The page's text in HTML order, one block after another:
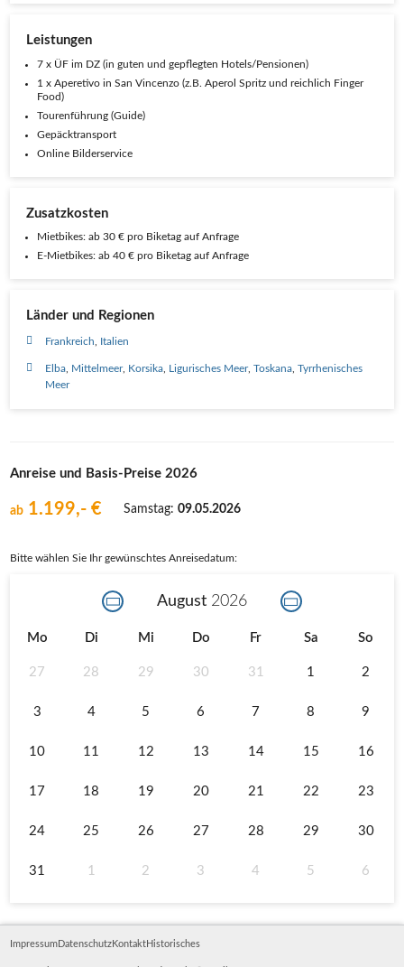
Leistungen
7 x ÜF im DZ (in guten und gepflegten Hotels/Pensionen)
1 x Aperetivo in San Vincenzo (z.B. Aperol Spritz und reichlich Finger
Food)
Tourenführung (Guide)
Gepäcktransport
Online Bilderservice
Zusatzkosten
Mietbikes: ab 30 € pro Biketag auf Anfrage
E-Mietbikes: ab 40 € pro Biketag auf Anfrage
Länder und Regionen
Frankreich Italien
Elba Mittelmeer Korsika Ligurisches Meer Toskana Tyrrhenisches
Meer
Anreise und Basis-Preise 2026
ab 1.199,- € Samstag:09.05.2026
Bitte wählen Sie Ihr gewünschtes Anreisedatum:
August 2026
Mo Di Mi Do Fr Sa So
27 28 29 30 31 1 2
3 4 5 6 7 8 9
10 11 12 13 14 15 16
17 18 19 20 21 22 23
24 25 26 27 28 29 30
31 1 2 3 4 5 6
Impressum Datenschutz Kontakt Historisches